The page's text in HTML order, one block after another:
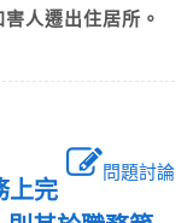
人遷出住居所。
問題討論
上完